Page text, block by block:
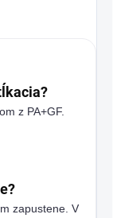
z PA+GF.
zapustene. V